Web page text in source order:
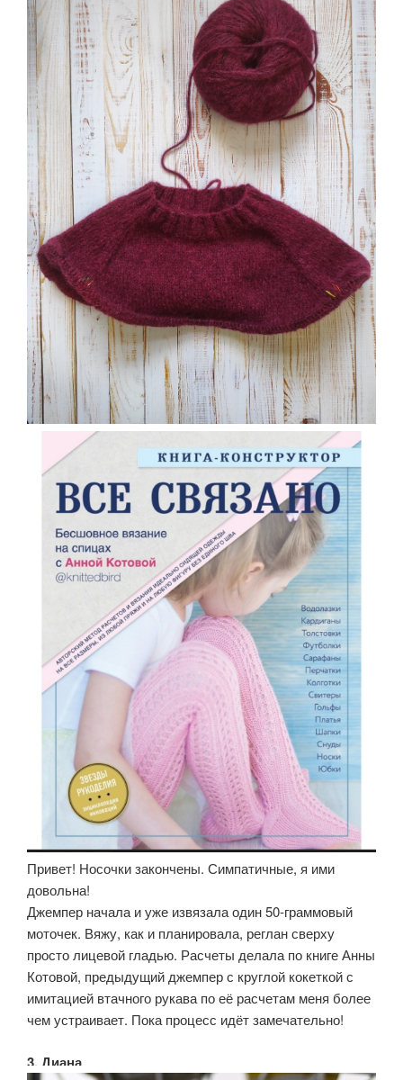
Привет! Носочки закончены. Симпатичные, я ими
довольна!
Джемпер начала и уже извязала один 50-граммовый
моточек. Вяжу, как и планировала, реглан сверху
просто лицевой гладью. Расчеты делала по книге Анны
Котовой, предыдущий джемпер с круглой кокеткой с
имитацией втачного рукава по её расчетам меня более
чем устраивает. Пока процесс идёт замечательно!
3. Диана